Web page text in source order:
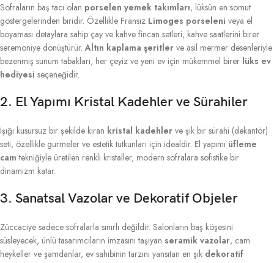
Sofraların baş tacı olan porselen yemek takımları, lüksün en somut
göstergelerinden biridir. Özellikle Fransız Limoges porseleni veya el
boyaması detaylara sahip çay ve kahve fincan setleri, kahve saatlerini birer
seremoniye dönüştürür.Altın kaplama şeritler ve asil mermer desenleriyle
bezenmiş sunum tabakları, her çeyiz ve yeni ev için mükemmel birer lüks ev
hediyesi seçeneğidir.
2. El Yapımı Kristal Kadehler ve Sürahiler
Işığı kusursuz bir şekilde kıran kristal kadehler ve şık bir sürahi (dekantör)
seti, özellikle gurmeler ve estetik tutkunları için idealdir. El yapımı üfleme
cam tekniğiyle üretilen renkli kristaller, modern sofralara sofistike bir
dinamizm katar.
3. Sanatsal Vazolar ve Dekoratif Objeler
Züccaciye sadece sofralarla sınırlı değildir. Salonların baş köşesini
süsleyecek, ünlü tasarımcıların imzasını taşıyan seramik vazolar, cam
heykeller ve şamdanlar, ev sahibinin tarzını yansıtan en şık dekoratif